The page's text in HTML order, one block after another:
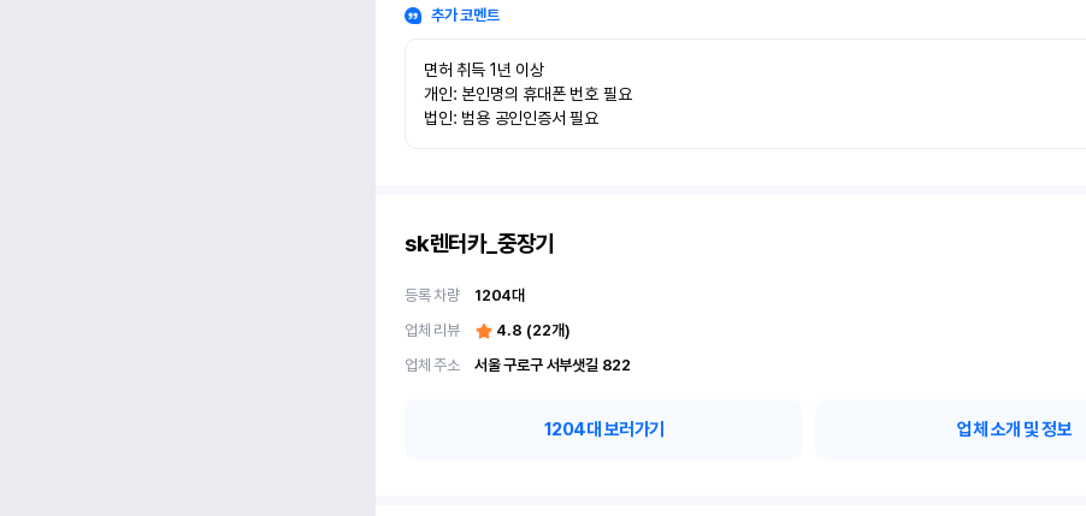
추가 코멘트
면허 취득 1년 이상
개인: 본인명의 휴대폰 번호 필요
법인: 범용 공인인증서 필요
sk렌터카_중장기
등록 차량 1204대
업체 리뷰
4.8 (22개)
업체 주소
서울 구로구 서부샛길 822
1204대 보러가기 업체 소개 및 정보